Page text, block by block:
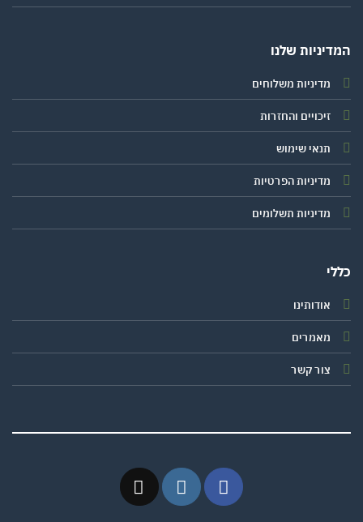
שלנו
מדיניות משלוחים
זיכויים והחזרות
תנאי שימוש
מדיניות הפרטיות
מדיניות תשלומים
אודותינו
מאמרים
צור קשר